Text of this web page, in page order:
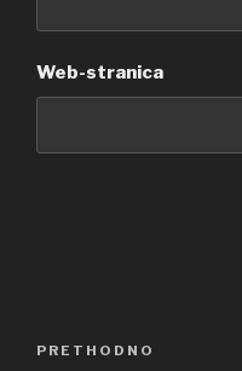
Web-stranica
Navigacija
Prethodna
PRETHODNO